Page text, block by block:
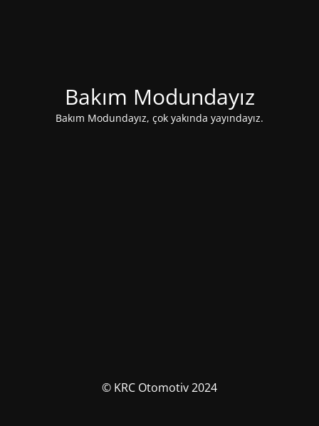
Bakım Modundayız
Bakım Modundayız, çok yakında yayındayız.
© KRC Otomotiv 2024